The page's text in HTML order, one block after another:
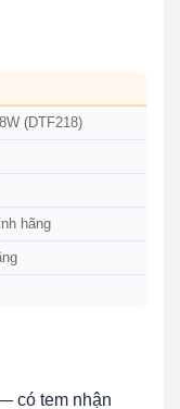
(DTF218)
hãng
có tem nhận